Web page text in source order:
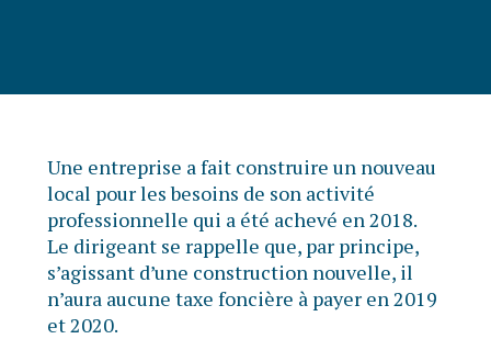
Une entreprise a fait construire un nouveau
local pour les besoins de son activité
professionnelle qui a été achevé en 2018.
Le dirigeant se rappelle que, par principe,
s’agissant d’une construction nouvelle, il
n’aura aucune taxe foncière à payer en 2019
et 2020.